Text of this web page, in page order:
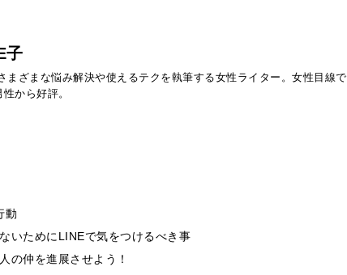
子
まざまな悩み解決や使えるテクを執筆する女性ライター。女性目線で
から好評。
動
いためにLINEで気をつけるべき事
の仲を進展させよう！